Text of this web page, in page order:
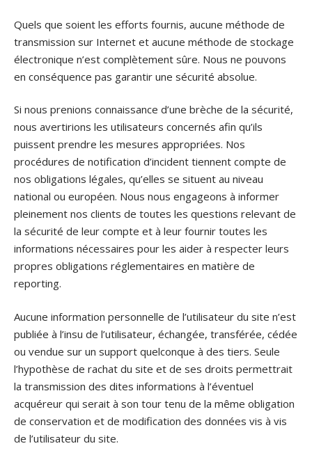
Quels que soient les efforts fournis, aucune méthode de
transmission sur Internet et aucune méthode de stockage
électronique n’est complètement sûre. Nous ne pouvons
en conséquence pas garantir une sécurité absolue.
Si nous prenions connaissance d’une brèche de la sécurité,
nous avertirions les utilisateurs concernés afin qu’ils
puissent prendre les mesures appropriées. Nos
procédures de notification d’incident tiennent compte de
nos obligations légales, qu’elles se situent au niveau
national ou européen. Nous nous engageons à informer
pleinement nos clients de toutes les questions relevant de
la sécurité de leur compte et à leur fournir toutes les
informations nécessaires pour les aider à respecter leurs
propres obligations réglementaires en matière de
reporting.
Aucune information personnelle de l’utilisateur du site n’est
publiée à l’insu de l’utilisateur, échangée, transférée, cédée
ou vendue sur un support quelconque à des tiers. Seule
l’hypothèse de rachat du site et de ses droits permettrait
la transmission des dites informations à l’éventuel
acquéreur qui serait à son tour tenu de la même obligation
de conservation et de modification des données vis à vis
de l’utilisateur du site.